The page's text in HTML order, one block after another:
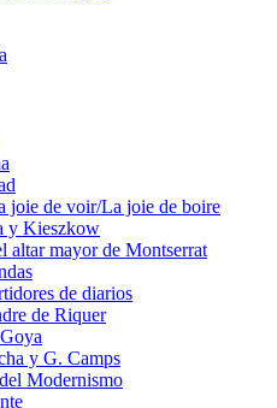
joie de voir/La joie de boire
y Kieszkow
altar mayor de Montserrat
de diarios
de Riquer
y G. Camps
Modernismo